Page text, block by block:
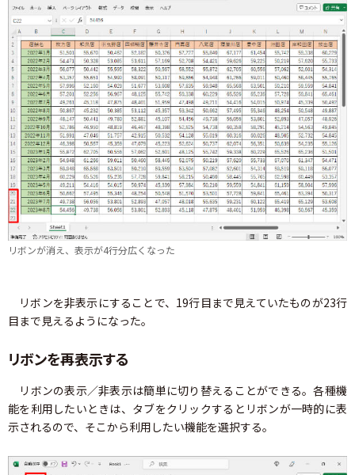
リボンが消え、表示が4行分広くなった
リボンを非表示にすることで、19行目まで見えていたものが23行
目まで見えるようになった。
リボンを再表示する
リボンの表示／非表示は簡単に切り替えることができる。各種機
能を利用したいときは、タブをクリックするとリボンが一時的に表
示されるので、そこから利用したい機能を選択する。